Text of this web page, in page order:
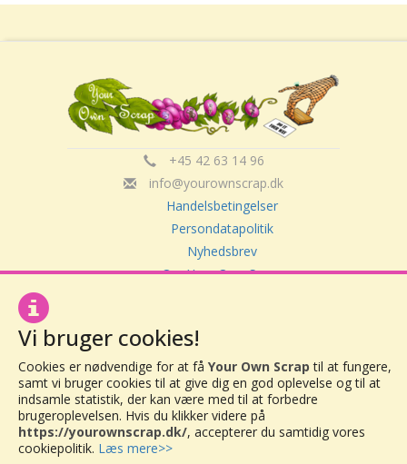
+45 42 63 14 96
info@yourownscrap.dk
Handelsbetingelser
Persondatapolitik
Nyhedsbrev
Om Your Own Scrap
Your Own Scrap
CVR: 30416082
Vor Frue Hovedgade 20
4000 Roskilde
Vi bruger cookies!
Cookies er nødvendige for at få Your Own Scrap til at fungere,
samt vi bruger cookies til at give dig en god oplevelse og til at
indsamle statistik, der kan være med til at forbedre
brugeroplevelsen. Hvis du klikker videre på
https://yourownscrap.dk/, accepterer du samtidig vores
cookiepolitik. Læs mere>>